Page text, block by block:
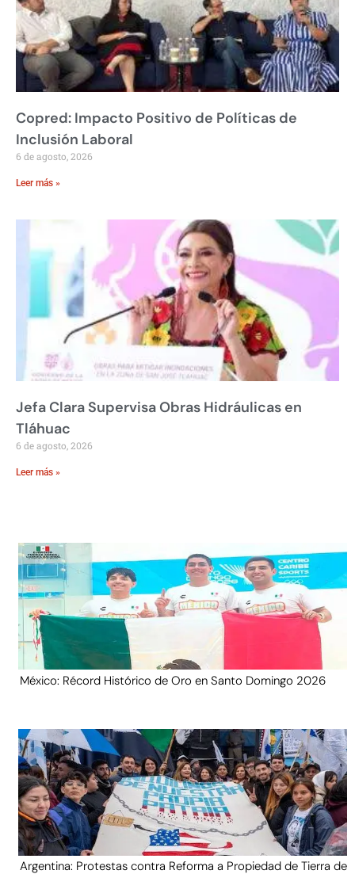
Copred: Impacto Positivo de Políticas de
Inclusión Laboral
6 de agosto, 2026
Leer más »
Jefa Clara Supervisa Obras Hidráulicas en
Tláhuac
6 de agosto, 2026
Leer más »
México: Récord Histórico de Oro en Santo Domingo 2026
Argentina: Protestas contra Reforma a Propiedad de Tierra de